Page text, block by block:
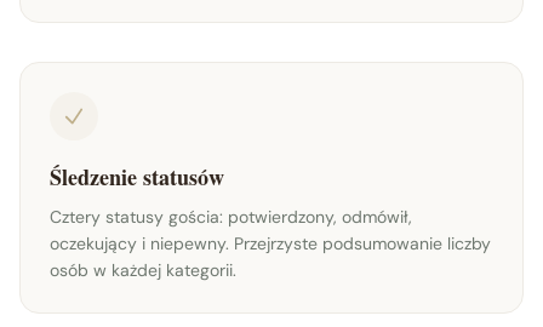
Śledzenie statusów
Cztery statusy gościa: potwierdzony, odmówił,
oczekujący i niepewny. Przejrzyste podsumowanie liczby
osób w każdej kategorii.